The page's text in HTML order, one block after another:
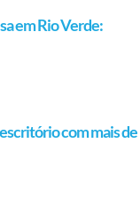
em Rio Verde:
com mais de